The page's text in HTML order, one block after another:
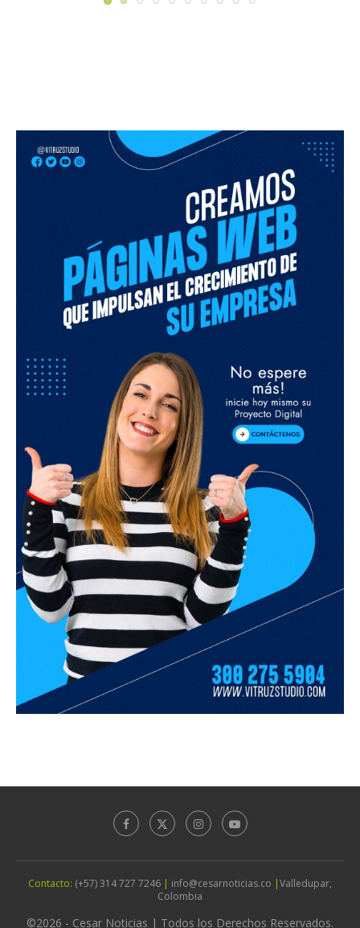
Contacto: (+57) 314 727 7246 | info@cesarnoticias.co |Valledupar,
Colombia
©2026 - Cesar Noticias | Todos los Derechos Reservados.